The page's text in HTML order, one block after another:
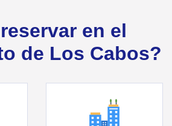
en el
de Los Cabos?